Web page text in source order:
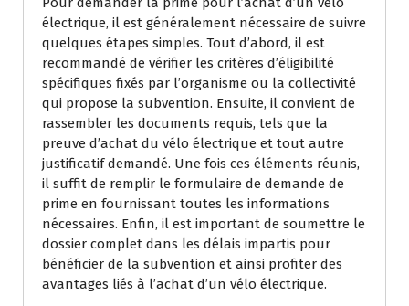
électrique, il est généralement nécessaire de suivre
quelques étapes simples. Tout d’abord, il est
recommandé de vérifier les critères d’éligibilité
spécifiques fixés par l’organisme ou la collectivité
qui propose la subvention. Ensuite, il convient de
rassembler les documents requis, tels que la
preuve d’achat du vélo électrique et tout autre
justificatif demandé. Une fois ces éléments réunis,
il suffit de remplir le formulaire de demande de
prime en fournissant toutes les informations
nécessaires. Enfin, il est important de soumettre le
dossier complet dans les délais impartis pour
bénéficier de la subvention et ainsi profiter des
avantages liés à l’achat d’un vélo électrique.